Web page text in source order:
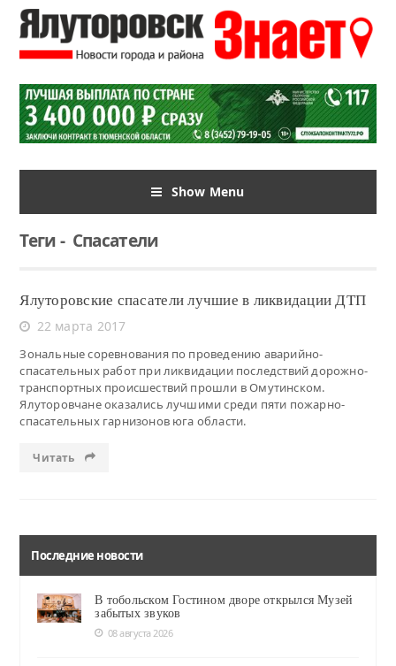
Show Menu
Теги-Спасатели
Ялуторовские спасатели лучшие в ликвидации ДТП
22 марта 2017
Зональные соревнования по проведению аварийно-
спасательных работ при ликвидации последствий дорожно-
транспортных происшествий прошли в Омутинском.
Ялуторовчане оказались лучшими среди пяти пожарно-
спасательных гарнизонов юга области.
Читать
Последние новости
В тобольском Гостином дворе открылся Музей
забытых звуков
08 августа 2026